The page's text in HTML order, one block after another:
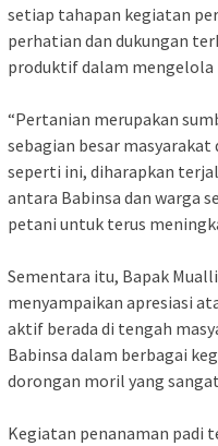
setiap tahapan kegiatan
perhatian dan dukungan
produktif dalam mengelola
“Pertanian merupakan
sebagian besar
seperti ini, diharapkan
antara Babinsa dan warga
petani untuk terus
Sementara itu, Bapak
menyampaikan apresiasi
aktif berada di tengah
Babinsa dalam berbagai
dorongan moril yang
Kegiatan penanaman padi